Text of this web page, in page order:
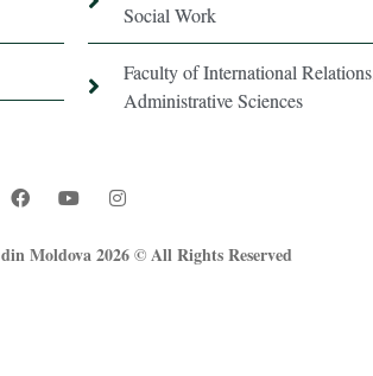
Social Work
Faculty of International
Administrative Sciences
Moldova 2026 © All Rights Reserved